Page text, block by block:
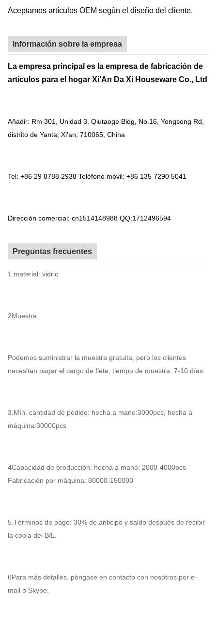
Aceptamos artículos OEM según el diseño del cliente.
Información sobre la empresa
La empresa principal es la empresa de fabricación de
artículos para el hogar Xi'An Da Xi Houseware Co., Ltd
Añadir: Rm 301, Unidad 3, Qiutaoge Bldg, No.16, Yongsong Rd,
distrito de Yanta, Xi'an, 710065, China
Tel: +86 29 8788 2938 Teléfono móvil: +86 135 7290 5041
Dirección comercial: cn1514148988 QQ:1712496594
Preguntas frecuentes
1.material: vidrio
2Muestra:
Podemos suministrar la muestra gratuita, pero los clientes
necesitan pagar el cargo de flete, tiempo de muestra: 7-10 días
3.Mín. cantidad de pedido: hecha a mano:3000pcs, hecha a
máquina:30000pcs
4Capacidad de producción: hecha a mano: 2000-4000pcs
Fabricación por máquina: 80000-150000
5.Términos de pago: 30% de anticipo y saldo después de recibir
la copia del B/L.
6Para más detalles, póngase en contacto con nosotros por e-
mail o Skype.